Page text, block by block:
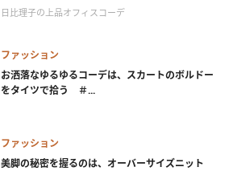
日比理子の上品オフィスコーデ
ファッション
お洒落なゆるゆるコーデは、スカートのボルドー
をタイツで拾う ＃...
ファッション
美脚の秘密を握るのは、オーバーサイズニット